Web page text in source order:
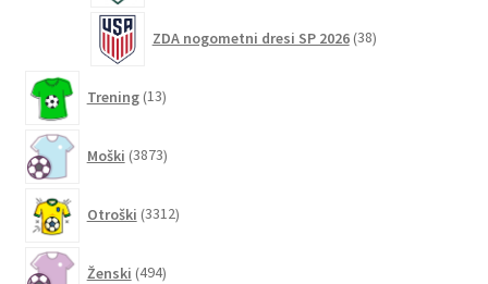
ZDA nogometni dresi SP 2026 38izdelkov
Trening 13izdelkov
Moški 3873izdelkov
Otroški 3312izdelkov
Ženski 494